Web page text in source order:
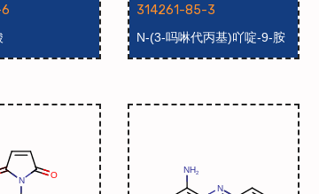
314261-85-3
N-(3-吗啉代丙基)吖啶-9-胺